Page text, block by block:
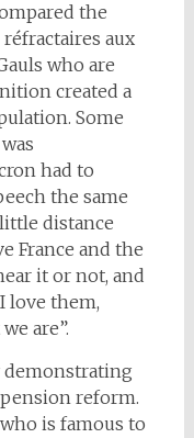
the
aux
who are
created a
Some
had to
the same
little distance
France and the
it or not, and
love them,
are”.
demonstrating
reform.
is famous to